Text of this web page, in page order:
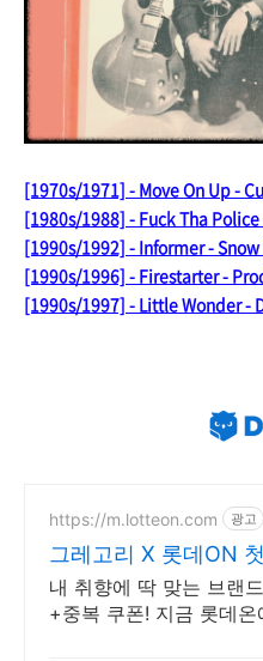
[1970s/1971] - Move On Up -
[1980s/1988] - Fuck Tha Police
[1990s/1992] - Informer - Snow
[1990s/1996] - Firestarter -
[1990s/1997] - Little Wonder -
https://m.lotteon.com 광고
그레고리 X 롯데ON
대 5천원 혜택!
내 취향에 딱 맞는 브랜
+중복 쿠폰! 지금 롯데온